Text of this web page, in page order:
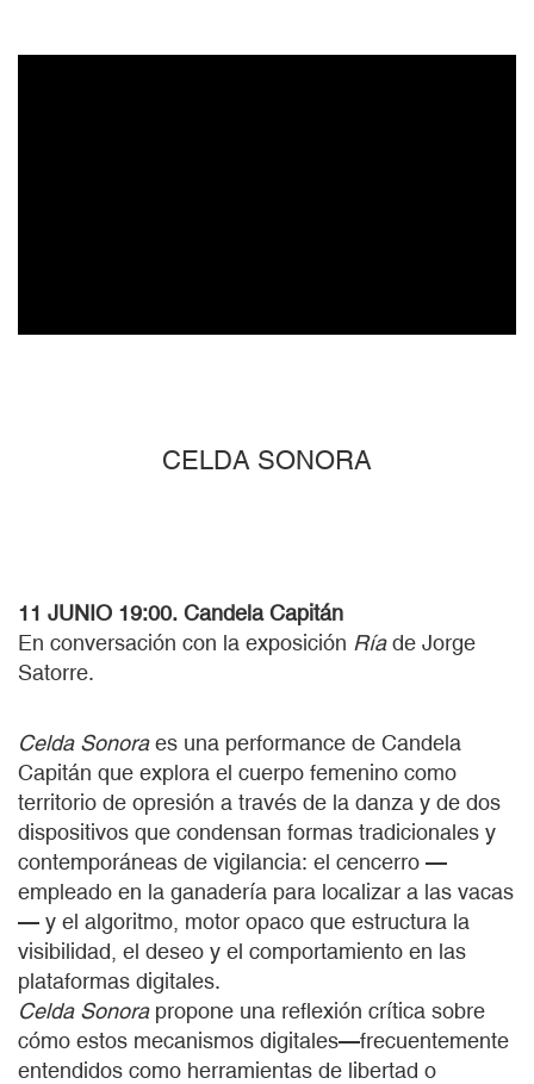
CELDA SONORA
11 JUNIO 19:00. Candela Capitán
En conversación con la exposición Ríade Jorge
Satorre.
Celda Sonoraes una performance de Candela
Capitán que explora el cuerpo femenino como
territorio de opresión a través de la danza y de dos
dispositivos que condensan formas tradicionales y
contemporáneas de vigilancia: el cencerro —
empleado en la ganadería para localizar a las vacas
— y el algoritmo, motor opaco que estructura la
visibilidad, el deseo y el comportamiento en las
plataformas digitales.
Celda Sonorapropone una reflexión crítica sobre
cómo estos mecanismos digitales—frecuentemente
entendidos como herramientas de libertad o